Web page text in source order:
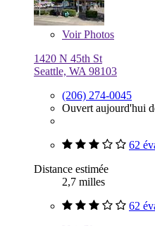
VoirPhotos
1420 N 45th St
Seattle, WA 98103
(206) 274-0045
Ouvert aujourd'hui
62
Distance estimée
2,7 milles
62